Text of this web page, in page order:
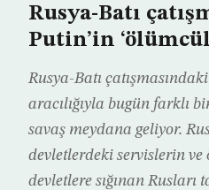
Rusya-Batı
Putin’in
Rusya-Batı
aracılığıyla bugün farklı
savaş meydana geliyor.
devletlerdeki servislerin ve
devletlere sığınan Rusları